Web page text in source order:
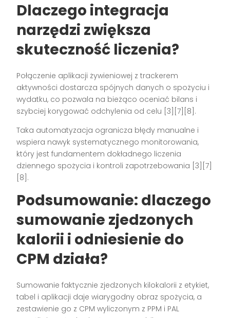
Dlaczego integracja
narzędzi zwiększa
skuteczność liczenia?
Połączenie aplikacji żywieniowej z trackerem
aktywności dostarcza spójnych danych o spożyciu i
wydatku, co pozwala na bieżąco oceniać bilans i
szybciej korygować odchylenia od celu [3][7][8].
Taka automatyzacja ogranicza błędy manualne i
wspiera nawyk systematycznego monitorowania,
który jest fundamentem dokładnego liczenia
dziennego spożycia i kontroli zapotrzebowania [3][7]
[8].
Podsumowanie: dlaczego
sumowanie zjedzonych
kalorii i odniesienie do
CPM działa?
Sumowanie faktycznie zjedzonych kilokalorii z etykiet,
tabel i aplikacji daje wiarygodny obraz spożycia, a
zestawienie go z CPM wyliczonym z PPM i PAL